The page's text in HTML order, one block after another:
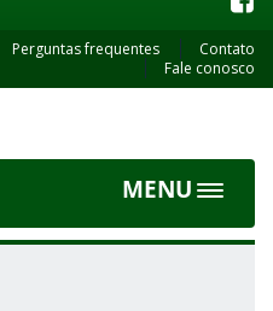
Perguntas frequentes
Contato
Fale conosco
MENU
Toggle